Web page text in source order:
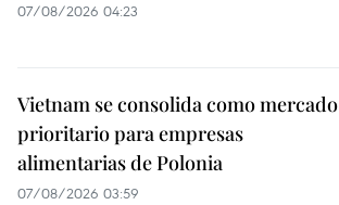
07/08/2026 04:23
Vietnam se consolida como mercado
prioritario para empresas
alimentarias de Polonia
07/08/2026 03:59